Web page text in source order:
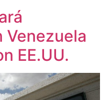
Venezuela
EE.UU.